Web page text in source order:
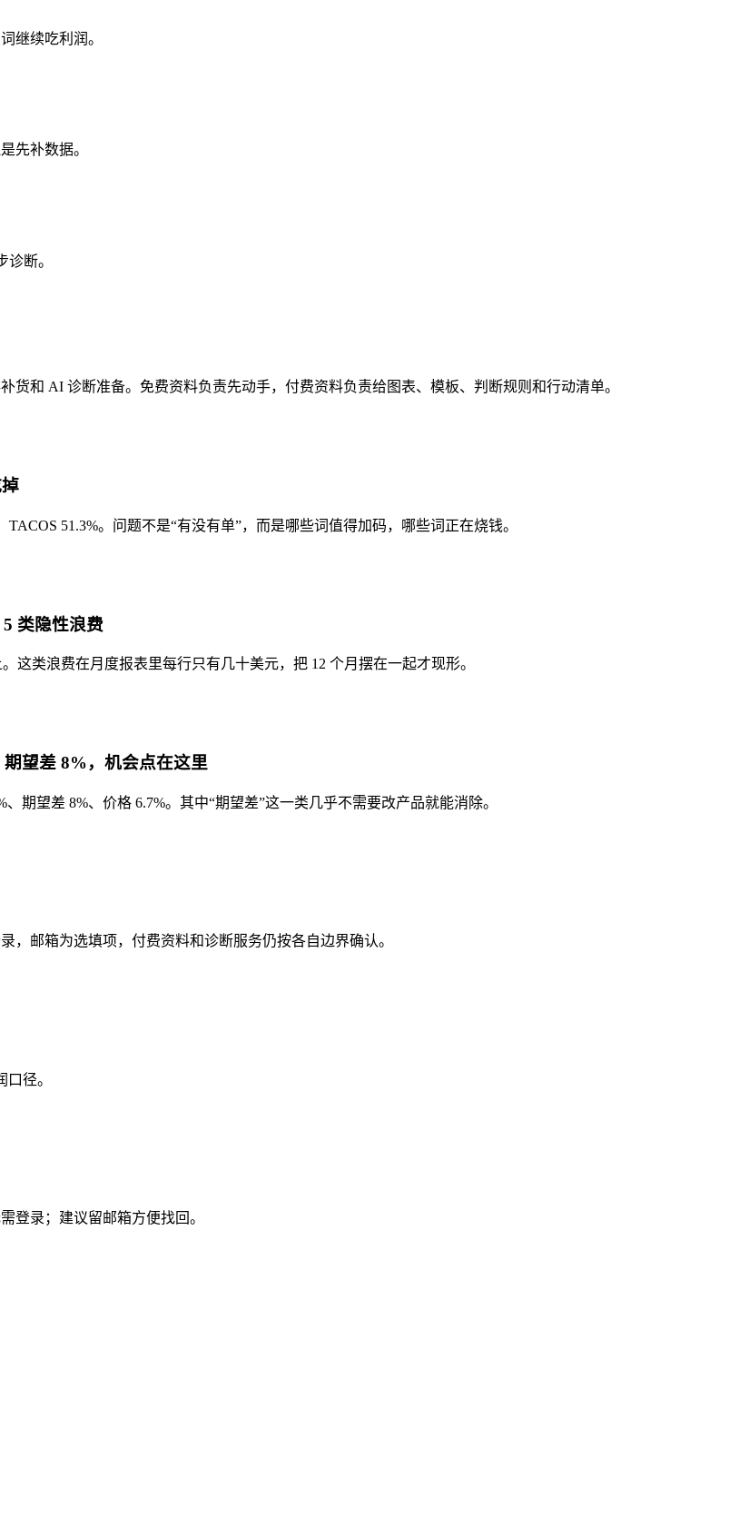
继续吃利润。
先补数据。
断。
货和 AI 诊断准备。免费资料负责先动手，付费资料负责给图表、模板、判断规则和行动清单。
51.3%。问题不是“有没有单”，而是哪些词值得加码，哪些词正在烧钱。
类隐性浪费
这类浪费在月度报表里每行只有几十美元，把 12 个月摆在一起才现形。
望差 8%，机会点在这里
望差 8%、价格 6.7%。其中“期望差”这一类几乎不需要改产品就能消除。
邮箱为选填项，付费资料和诊断服务仍按各自边界确认。
径。
登录；建议留邮箱方便找回。